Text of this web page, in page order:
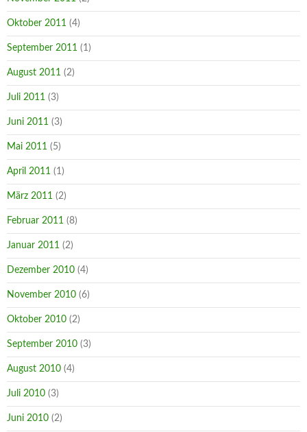
Oktober 2011 (4)
September 2011 (1)
August 2011 (2)
Juli 2011 (3)
Juni 2011 (3)
Mai 2011 (5)
April 2011 (1)
März 2011 (2)
Februar 2011 (8)
Januar 2011 (2)
Dezember 2010 (4)
November 2010 (6)
Oktober 2010 (2)
September 2010 (3)
August 2010 (4)
Juli 2010 (3)
Juni 2010 (2)